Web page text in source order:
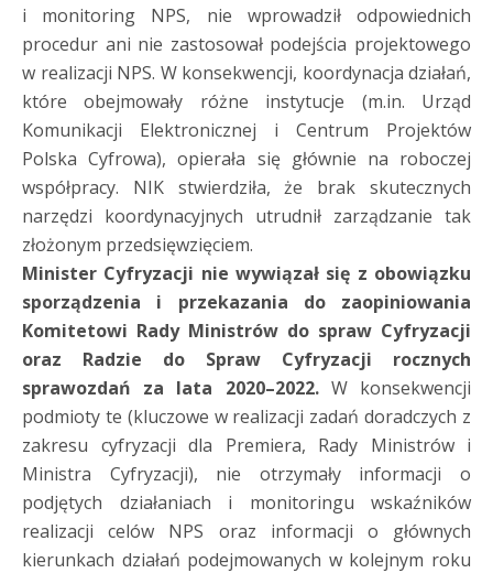
i monitoring NPS, nie wprowadził odpowiednich
procedur ani nie zastosował podejścia projektowego
w realizacji NPS. W konsekwencji, koordynacja działań,
które obejmowały różne instytucje (m.in. Urząd
Komunikacji Elektronicznej i Centrum Projektów
Polska Cyfrowa), opierała się głównie na roboczej
współpracy. NIK stwierdziła, że brak skutecznych
narzędzi koordynacyjnych utrudnił zarządzanie tak
złożonym przedsięwzięciem.
Minister Cyfryzacji nie wywiązał się z obowiązku
sporządzenia i przekazania do zaopiniowania
Komitetowi Rady Ministrów do spraw Cyfryzacji
oraz Radzie do Spraw Cyfryzacji rocznych
sprawozdań za lata 2020–2022.W konsekwencji
podmioty te (kluczowe w realizacji zadań doradczych z
zakresu cyfryzacji dla Premiera, Rady Ministrów i
Ministra Cyfryzacji), nie otrzymały informacji o
podjętych działaniach i monitoringu wskaźników
realizacji celów NPS oraz informacji o głównych
kierunkach działań podejmowanych w kolejnym roku